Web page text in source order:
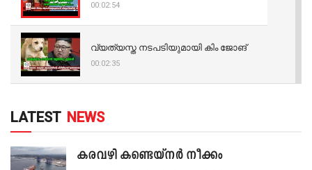
00:02:54
വ്യത്യസ്ത നടപടിയുമായി കിം ജോങ്
00:02:35
LATEST NEWS
കരവഴി കണ്ടെയ്നർ നീക്കം